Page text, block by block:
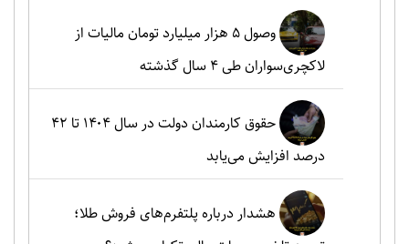
وصول ۵ هزار میلیارد تومان مالیات از
لاکچری‌سواران طی ۴ سال گذشته
حقوق کارمندان دولت در سال ۱۴۰۴ تا ۴۲
درصد افزایش می‌یابد
هشدار درباره پلتفرم‌های فروش طلا؛